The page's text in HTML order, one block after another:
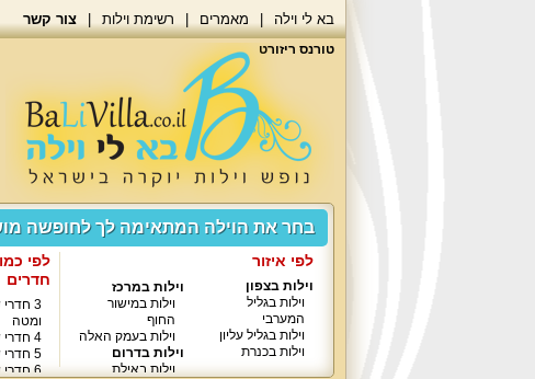
בא לי וילה מאמרים רשימת וילות צור קשר
טורנס ריזורט
בחר את הוילה המתאימה לך לחופשה
לפי איזור
וילות בצפון
וילות בגליל
המערבי
וילות בגליל עליון
וילות בכנרת
וילות במרכז
וילות במישור
החוף
וילות בעמק האלה
וילות בדרום
וילות באילת
לפי
חדרים
3
ומטה
4 חדרי שינה
5 חדרי שינה
6 חדרי שינה